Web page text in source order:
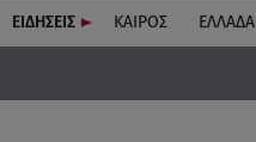
ΕΙΔΗΣΕΙΣ ΚΑΙΡΟΣ ΕΛΛΑΔΑ